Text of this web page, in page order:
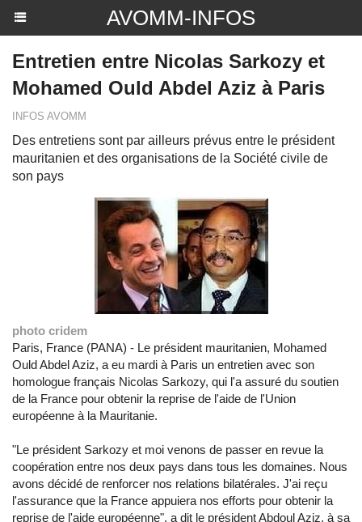
AVOMM-INFOS
Entretien entre Nicolas Sarkozy et
Mohamed Ould Abdel Aziz à Paris
INFOS AVOMM
Des entretiens sont par ailleurs prévus entre le président
mauritanien et des organisations de la Société civile de
son pays
photo cridem
Paris, France (PANA) - Le président mauritanien, Mohamed
Ould Abdel Aziz, a eu mardi à Paris un entretien avec son
homologue français Nicolas Sarkozy, qui l'a assuré du soutien
de la France pour obtenir la reprise de l'aide de l'Union
européenne à la Mauritanie.
"Le président Sarkozy et moi venons de passer en revue la
coopération entre nos deux pays dans tous les domaines. Nous
avons décidé de renforcer nos relations bilatérales. J'ai reçu
l'assurance que la France appuiera nos efforts pour obtenir la
reprise de l'aide européenne", a dit le président Abdoul Aziz, à sa